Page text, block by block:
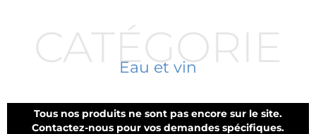
CATÉGORIE
Eau et vin
Tous nos produits ne sont pas encore sur le site.
Contactez-nous pour vos demandes spécifiques.